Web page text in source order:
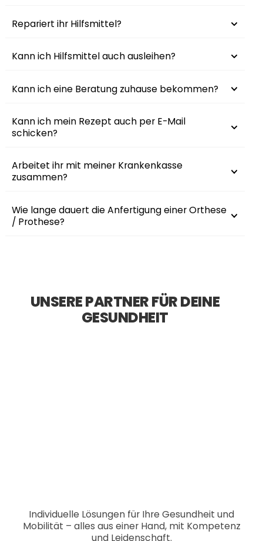
Repariert ihr Hilfsmittel?
Kann ich Hilfsmittel auch ausleihen?
Kann ich eine Beratung zuhause bekommen?
Kann ich mein Rezept auch per E-Mail
schicken?
Arbeitet ihr mit meiner Krankenkasse
zusammen?
Wie lange dauert die Anfertigung einer Orthese
/ Prothese?
UNSERE PARTNER FÜR DEINE
GESUNDHEIT
Individuelle Lösungen für Ihre Gesundheit und
Mobilität – alles aus einer Hand, mit Kompetenz
und Leidenschaft.